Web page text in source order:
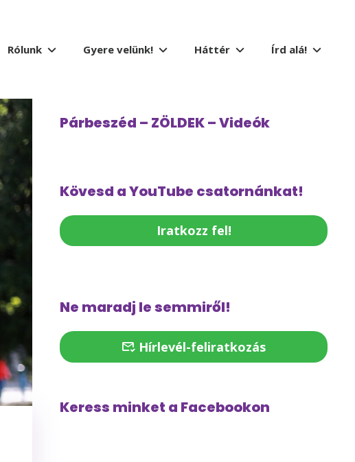
Rólunk Gyere velünk! Háttér Írd alá!
Párbeszéd – ZÖLDEK – Videók
Kövesd a YouTube csatornánkat!
Iratkozz fel!
Ne maradj le semmiről!
Hírlevél-feliratkozás
Keress minket a Facebookon